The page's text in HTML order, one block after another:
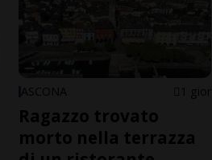
ASCONA 1 gior
Ragazzo trovato
morto nella terrazza